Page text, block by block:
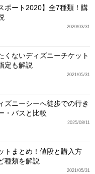
ポート2020】全7種類！購
2020/03/31
くないディズニーチケット
定も解説
2021/05/31
ズニーシーへ徒歩での行き
・バスと比較
2025/08/11
トまとめ！値段と購入方
種類を解説
2021/05/31